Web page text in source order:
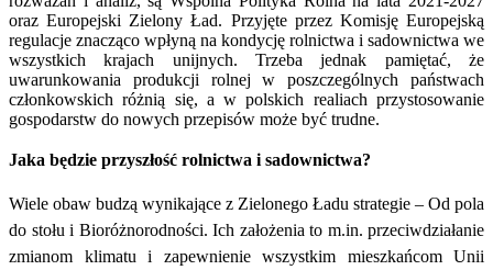
oraz Europejski Zielony Ład. Przyjęte przez Komisję Europejską
regulacje znacząco wpłyną na kondycję rolnictwa i sadownictwa we
wszystkich krajach unijnych. Trzeba jednak pamiętać, że
uwarunkowania produkcji rolnej w poszczególnych państwach
członkowskich różnią się, a w polskich realiach przystosowanie
gospodarstw do nowych przepisów może być trudne.
Jaka będzie przyszłość rolnictwa i sadownictwa?
Wiele obaw budzą wynikające z Zielonego Ładu strategie – Od pola
do stołu i Bioróżnorodności. Ich założenia to m.in. przeciwdziałanie
zmianom klimatu i zapewnienie wszystkim mieszkańcom Unii